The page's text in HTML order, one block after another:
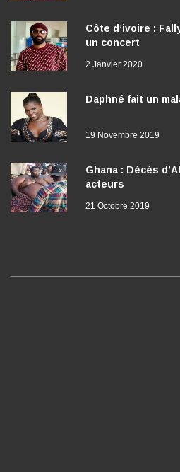
Côte d’ivoire :
un concert
2 Janvier 2020
Daphné fait un
19 Novembre 2019
Ghana : Décès
acteurs
21 Octobre 2019